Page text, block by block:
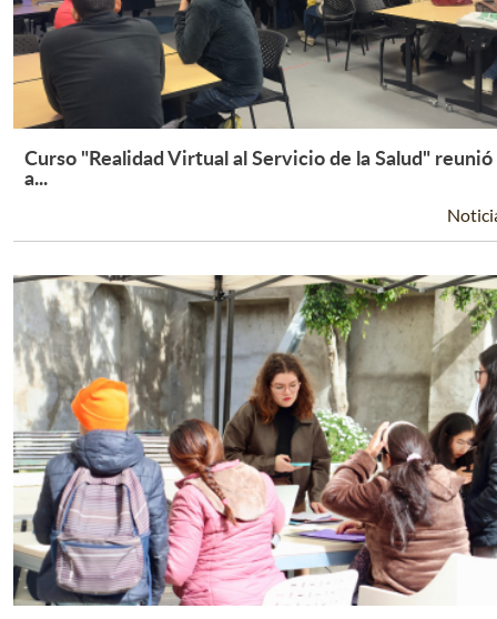
Leer Más +
Curso "Realidad Virtual al Servicio de la Salud" reunió
a...